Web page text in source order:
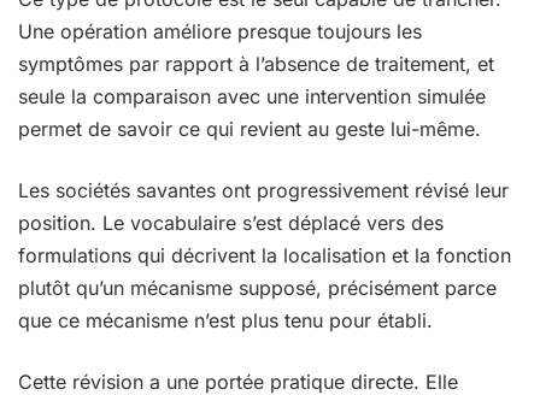
Une opération améliore presque toujours les
symptômes par rapport à l’absence de traitement, et
seule la comparaison avec une intervention simulée
permet de savoir ce qui revient au geste lui-même.
Les sociétés savantes ont progressivement révisé leur
position. Le vocabulaire s’est déplacé vers des
formulations qui décrivent la localisation et la fonction
plutôt qu’un mécanisme supposé, précisément parce
que ce mécanisme n’est plus tenu pour établi.
Cette révision a une portée pratique directe. Elle